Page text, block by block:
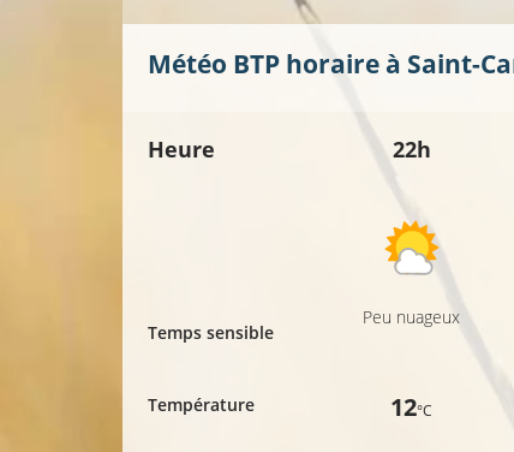
Météo BTP horaire à Saint-
Heure
Temps sensible
Température
22h
Peu nuageux
12°C